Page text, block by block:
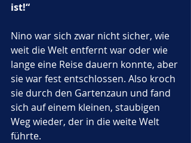
ist!“
Nino war sich zwar nicht sicher, wie
weit die Welt entfernt war oder wie
lange eine Reise dauern konnte, aber
sie war fest entschlossen. Also kroch
sie durch den Gartenzaun und fand
sich auf einem kleinen, staubigen
Weg wieder, der in die weite Welt
führte.